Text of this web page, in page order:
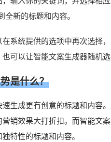
新的标题和内容。
系统提供的选项中再次选择
可以让智能文案生成器随机选
是什么？
生成更有创意的标题和内容
销效果大打折扣。而智能文
特性的标题和内容。